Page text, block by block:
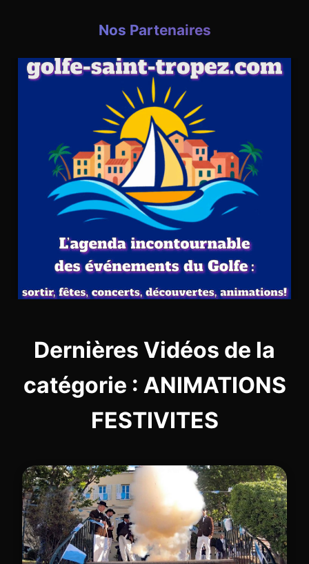
Nos Partenaires
Dernières Vidéos de la
catégorie : ANIMATIONS
FESTIVITES